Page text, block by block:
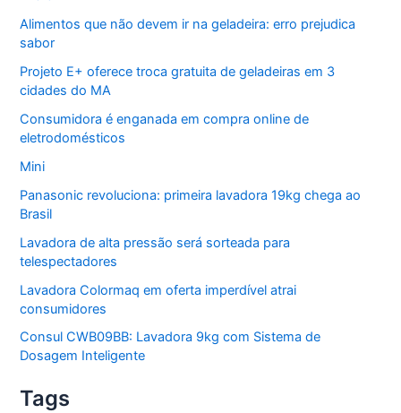
Alimentos que não devem ir na geladeira: erro prejudica
sabor
Projeto E+ oferece troca gratuita de geladeiras em 3
cidades do MA
Consumidora é enganada em compra online de
eletrodomésticos
Mini
Panasonic revoluciona: primeira lavadora 19kg chega ao
Brasil
Lavadora de alta pressão será sorteada para
telespectadores
Lavadora Colormaq em oferta imperdível atrai
consumidores
Consul CWB09BB: Lavadora 9kg com Sistema de
Dosagem Inteligente
Tags